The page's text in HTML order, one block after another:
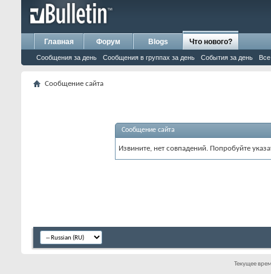
Главная Форум Blogs Что нового?
Сообщения за день Сообщения в группах за день События за день
Сообщение сайта
Сообщение сайта
Извините, нет совпадений. Попробуйте
Текущее